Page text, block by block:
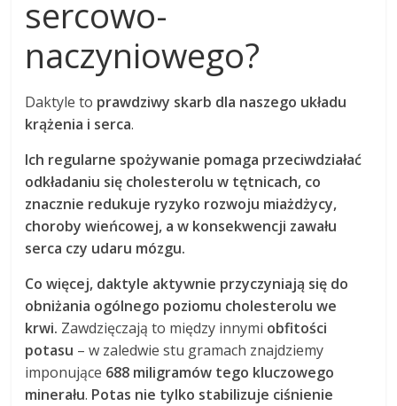
sercowo-
naczyniowego?
Daktyle to prawdziwy skarb dla naszego układu
krążenia i serca.
Ich regularne spożywanie pomaga przeciwdziałać
odkładaniu się cholesterolu w tętnicach, co
znacznie redukuje ryzyko rozwoju miażdżycy,
choroby wieńcowej, a w konsekwencji zawału
serca czy udaru mózgu.
Co więcej, daktyle aktywnie przyczyniają się do
obniżania ogólnego poziomu cholesterolu we
krwi. Zawdzięczają to między innymi obfitości
potasu – w zaledwie stu gramach znajdziemy
imponujące 688 miligramów tego kluczowego
minerału. Potas nie tylko stabilizuje ciśnienie